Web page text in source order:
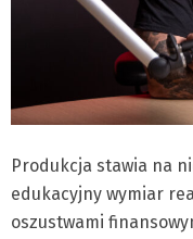
Produkcja stawia na
edukacyjny wymiar
oszustwami